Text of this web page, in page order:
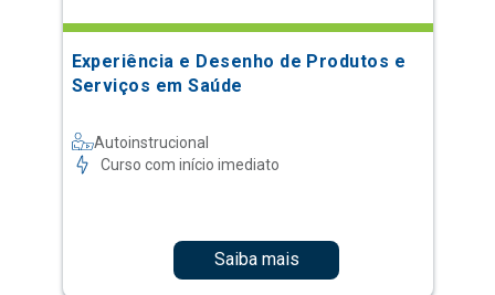
Experiência e Desenho de Produtos e
Serviços em Saúde
Autoinstrucional
Curso com início imediato
Saiba mais